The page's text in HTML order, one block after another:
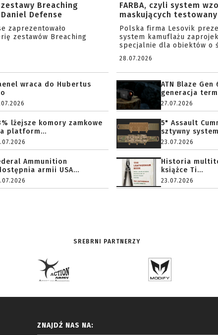
Breaching
Defense
zaprezentowało
zestawów Breaching
wraca do Hubertus
lżejsze komory zamkowe
platform...
Ammunition
armii USA...
FARBA, czyli system
maskujących
Polska firma Lesovik
system kamuflażu
specjalnie dla obiektów o
28.07.2026
ATN Blaze Gen
generacja
27.07.2026
5" Assault
sztywny
23.07.2026
Historia
książce Ti...
23.07.2026
SREBRNI PARTNERZY
ZNAJDŹ NAS NA: